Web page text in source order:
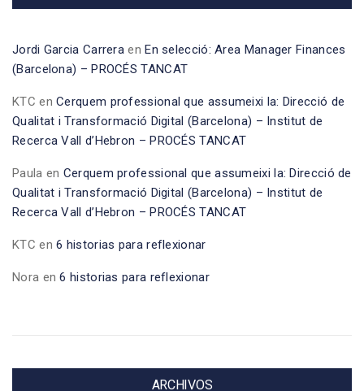
Jordi Garcia Carrera enEn selecció: Area Manager Finances
(Barcelona) – PROCÉS TANCAT
KTC enCerquem professional que assumeixi la: Direcció de
Qualitat i Transformació Digital (Barcelona) – Institut de
Recerca Vall d’Hebron – PROCÉS TANCAT
Paula en Cerquem professional que assumeixi la: Direcció de
Qualitat i Transformació Digital (Barcelona) – Institut de
Recerca Vall d’Hebron – PROCÉS TANCAT
KTC en6 historias para reflexionar
Nora en6 historias para reflexionar
ARCHIVOS